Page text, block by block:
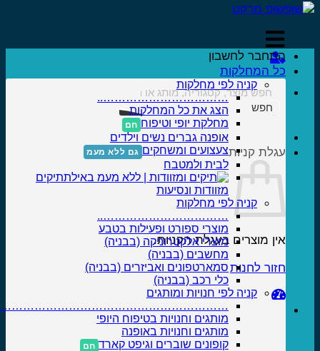
חפש
עגלת קניות
אין מוצרים בעגלת הקניות.
חזור לחנות
התחבר לחשבון
כל המחלקות
קניה לפי מחלקות
……………………………..
הצג את כל המחלקות
מחלקת יופי וטיפוח
אופנה גברים נשים וילדים
צעצועים ומשחקים
לבית ולמטבח
תיקים
מזוודות ונסיעות
קניה לפי מחלקות
……………………………..
מוצרי ספורט ופעילות בטבע
מוצרי אלקטרוניקה (בבניה)
מחשבים (בבניה)
סמארטפונים ואביזרים (בבניה)
כלי רכב (בבניה)
קניה לפי חנויות ומותגים
……………………………………………………….
מותגים וחנויות בטיפוח היופי
מותגים וחנויות באופנה
קופונים שוברים וגיפט קארד